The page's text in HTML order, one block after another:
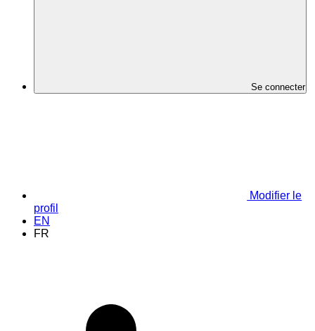
Se connecter
Modifier le
profil
EN
FR